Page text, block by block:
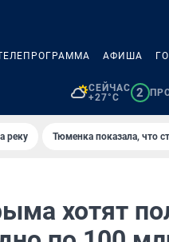
АФИША
СЕЙЧАС
+27°C
2
реку Тюменка показала, что
хотят